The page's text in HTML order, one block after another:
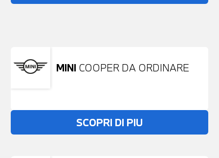
Non stai trovando ciò che cerchi?
MINI COOPER DA ORDINARE
SCOPRI DI PIU